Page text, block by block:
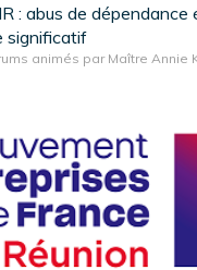
: abus de dépendance
significatif
animés par Maître Annie